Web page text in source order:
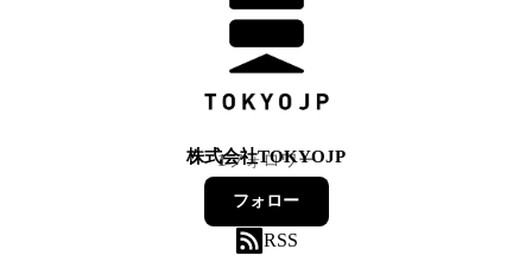
株式会社TOKYOJP
1フォロワー
フォロー
RSS